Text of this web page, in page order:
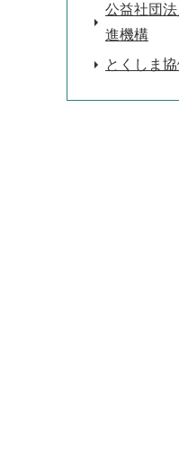
公益社団
進機構
とくしま